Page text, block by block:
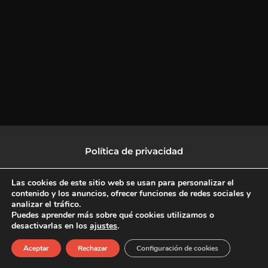
Política de privacidad
Política de protección de datos
F
a
c
X
-
L
i
n
I
n
s
Copyright © 2026 CulturalTV
Las cookies de este sitio web se usan para personalizar el
contenido y los anuncios, ofrecer funciones de redes sociales y
analizar el tráfico.
Puedes aprender más sobre qué cookies utilizamos o
desactivarlas en los ajustes.
Aceptar Rechazar Configuración de cookies